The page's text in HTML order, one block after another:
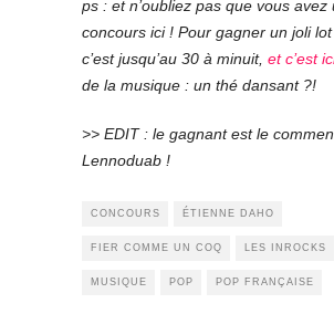
ps : et n’oubliez pas que vous avez
concours ici ! Pour gagner un joli lot
c’est jusqu’au 30 à minuit, et c’est
de la musique : un thé dansant ?!
>> EDIT : le gagnant est le
Lennoduab !
CONCOURS ÉTIENNE DAHO
FIER COMME UN COQ LES INROCKS
MUSIQUE POP POP FRANÇAISE